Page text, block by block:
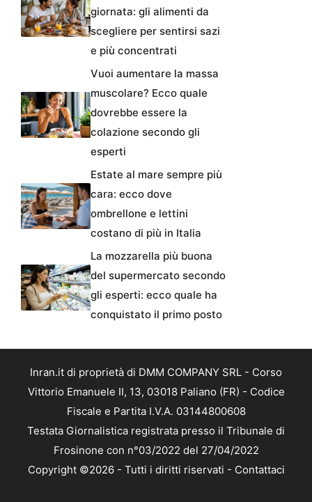
giornata: gli alimenti da
scegliere per sentirsi sazi
e più concentrati
Vuoi aumentare la massa
muscolare? Ecco quale
dovrebbe essere la
colazione secondo gli
esperti
Estate al mare sempre più
cara: ecco dove
ombrellone e lettini
costano di più in Italia
La mozzarella più buona
del supermercato secondo
gli esperti: ecco quale ha
conquistato il primo posto
Inran.it di proprietà di DMM COMPANY SRL - Corso
Vittorio Emanuele II, 13, 03018 Paliano (FR) - Codice
Fiscale e Partita I.V.A. 03144800608
Testata Giornalistica registrata presso il Tribunale di
Frosinone con n°03/2022 del 27/04/2022
Copyright ©2026 - Tutti i diritti riservati - Contattaci